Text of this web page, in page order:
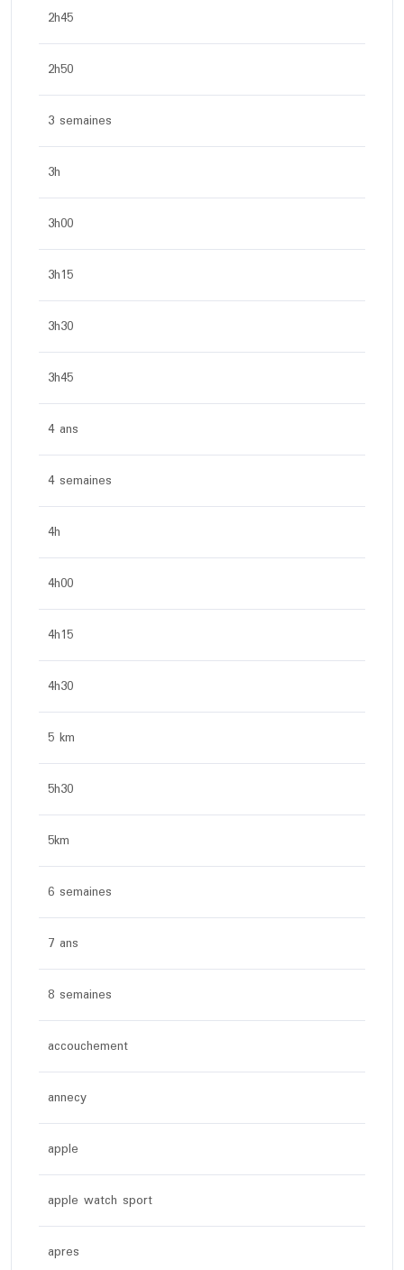
2h45
2h50
3 semaines
3h
3h00
3h15
3h30
3h45
4 ans
4 semaines
4h
4h00
4h15
4h30
5 km
5h30
5km
6 semaines
7 ans
8 semaines
accouchement
annecy
apple
apple watch sport
apres